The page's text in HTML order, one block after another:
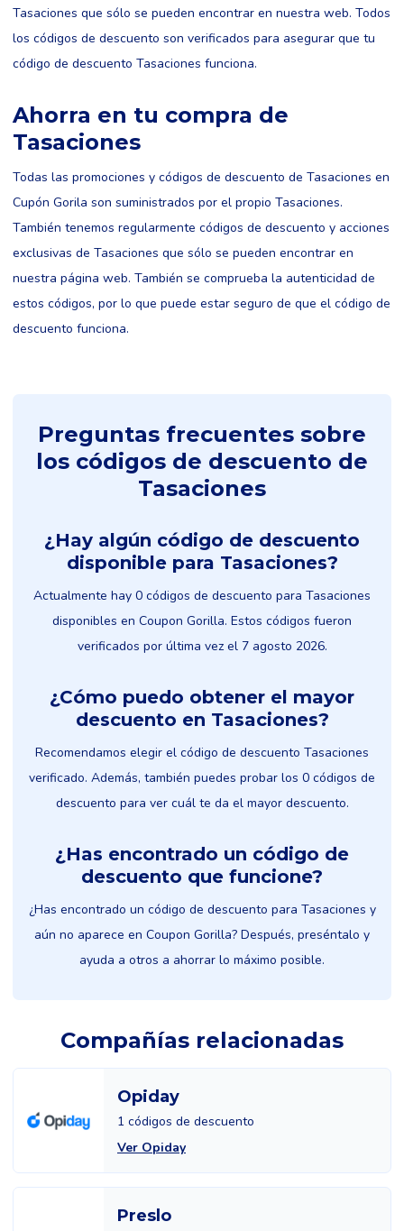
Tasaciones que sólo se pueden encontrar en nuestra web. Todos
los códigos de descuento son verificados para asegurar que tu
código de descuento Tasaciones funciona.
Ahorra en tu compra de
Tasaciones
Todas las promociones y códigos de descuento de Tasaciones en
Cupón Gorila son suministrados por el propio Tasaciones.
También tenemos regularmente códigos de descuento y acciones
exclusivas de Tasaciones que sólo se pueden encontrar en
nuestra página web. También se comprueba la autenticidad de
estos códigos, por lo que puede estar seguro de que el código de
descuento funciona.
Preguntas frecuentes sobre
los códigos de descuento de
Tasaciones
¿Hay algún código de descuento
disponible para Tasaciones?
Actualmente hay 0 códigos de descuento para Tasaciones
disponibles en Coupon Gorilla. Estos códigos fueron
verificados por última vez el 7 agosto 2026.
¿Cómo puedo obtener el mayor
descuento en Tasaciones?
Recomendamos elegir el código de descuento Tasaciones
verificado. Además, también puedes probar los 0 códigos de
descuento para ver cuál te da el mayor descuento.
¿Has encontrado un código de
descuento que funcione?
¿Has encontrado un código de descuento para Tasaciones y
aún no aparece en Coupon Gorilla? Después, preséntalo y
ayuda a otros a ahorrar lo máximo posible.
Compañías relacionadas
Opiday
1 códigos de descuento
Ver Opiday
Preslo